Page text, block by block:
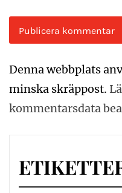
Denna webbplats
minska skräppost.
kommentarsdata